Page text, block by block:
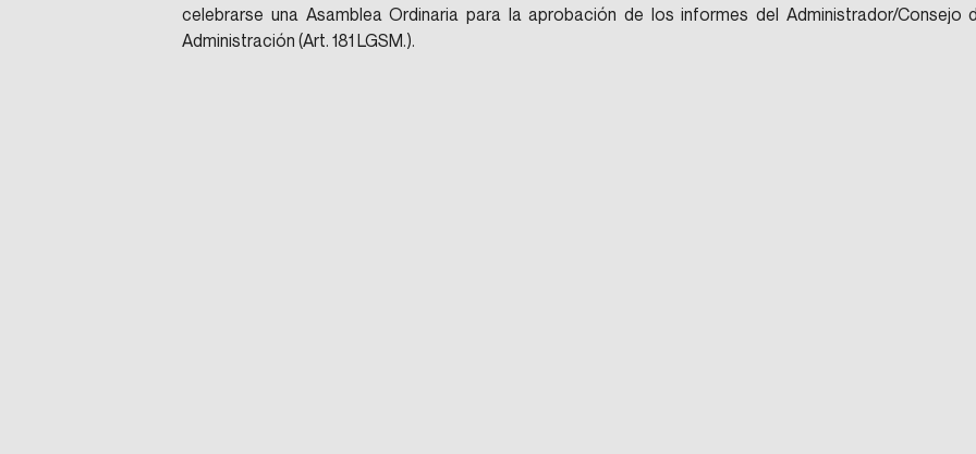
celebrarse una Asamblea Ordinaria para la aprobación de los informes del Administrador/Consejo
Administración (Art. 181 LGSM.).